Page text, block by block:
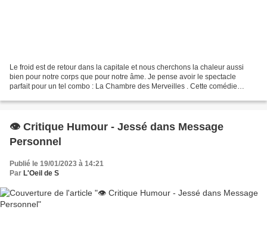
Le froid est de retour dans la capitale et nous cherchons la chaleur aussi
bien pour notre corps que pour notre âme. Je pense avoir le spectacle
parfait pour un tel combo : La Chambre des Merveilles . Cette comédie
👁️ Critique Humour - Jessé dans Message
Personnel
Publié le 19/01/2023 à 14:21
Par L'Oeil de S